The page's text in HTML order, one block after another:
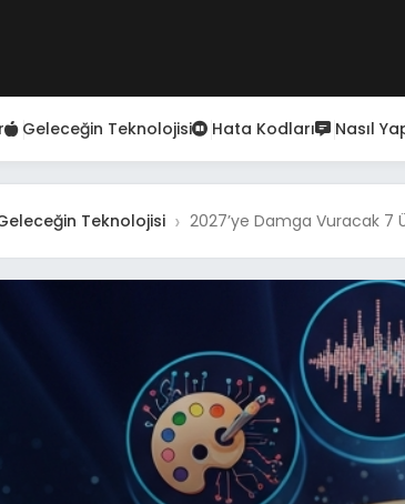
Geleceğin Teknolojisi Hata Kodları Nasıl
Teknolojisi 2027’ye Damga Vuracak 7